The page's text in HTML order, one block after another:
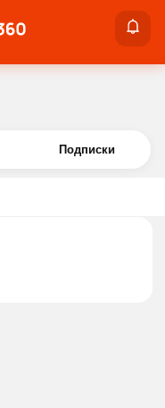
Войти
Подписки